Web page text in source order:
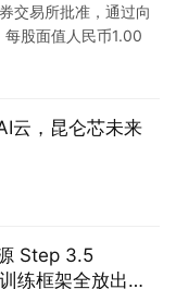
交易所批准，通过向
股面值人民币1.00
云，昆仑芯未来
Step 3.5
练框架全放出，